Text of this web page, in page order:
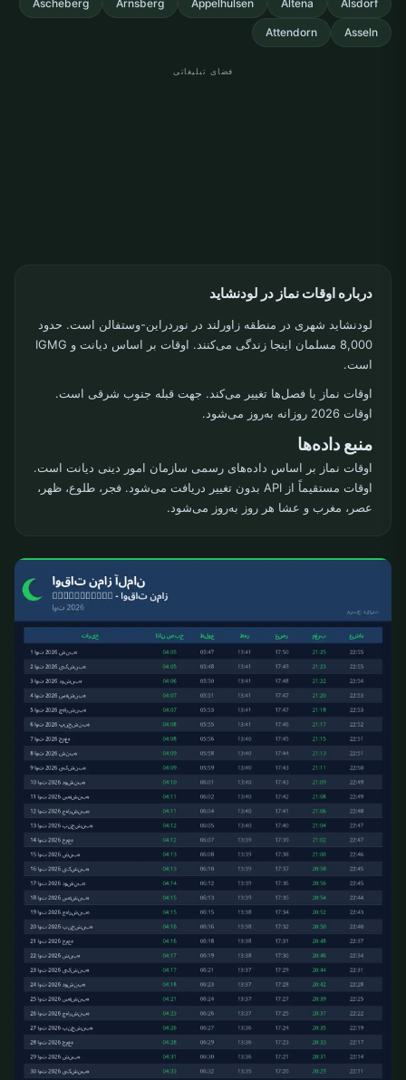
Alsdorf
Altena
Appelhulsen
Arnsberg
Ascheberg
Asseln
Attendorn
فضای تبلیغاتی
درباره اوقات نماز در لودنشاید
لودنشاید شهری در منطقه زاورلند در نوردراین-وستفالن است. حدود
8,000 مسلمان اینجا زندگی می‌کنند. اوقات بر اساس دیانت و IGMG
است.
اوقات نماز با فصل‌ها تغییر می‌کند. جهت قبله جنوب شرقی است.
اوقات 2026 روزانه به‌روز می‌شود.
منبع داده‌ها
اوقات نماز بر اساس داده‌های رسمی سازمان امور دینی دیانت است.
اوقات مستقیماً از API بدون تغییر دریافت می‌شود. فجر، طلوع، ظهر،
عصر، مغرب و عشا هر روز به‌روز می‌شود.